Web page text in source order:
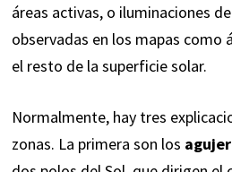
áreas activas, o iluminaciones
observadas en los mapas como
el resto de la superficie solar.
Normalmente, hay tres
zonas. La primera son los